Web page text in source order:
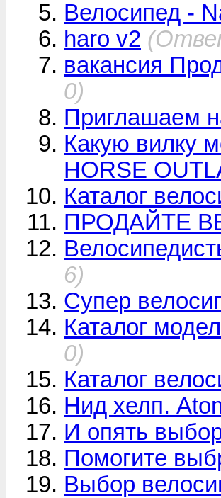
Велосипед -
haro v2
вакансия
0)
Приглашаем
Какую вилку
HORSE
Каталог
ПРОДАЙТЕ
6)
Супер
Каталог
0)
Каталог
Нид хелп.
И опять
Помогите
Выбор